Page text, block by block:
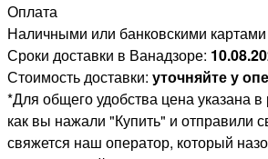
Оплата
Наличными или банковскими
Сроки доставки в Ванадзоре:
Стоимость доставки: уточняйте у
*Для общего удобства цена указана в
как вы нажали "Купить" и отправили
свяжется наш оператор, который